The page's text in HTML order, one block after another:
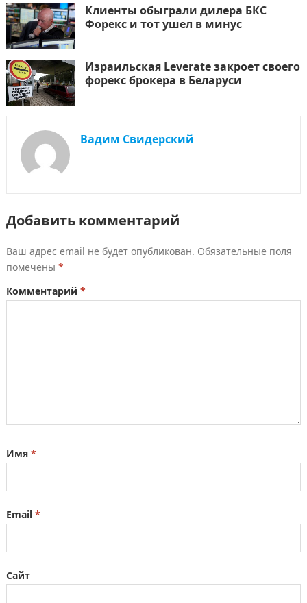
Клиенты обыграли дилера БКС
Форекс и тот ушел в минус
Израильская Leverate закроет своего
форекс брокера в Беларуси
Вадим Свидерский
Добавить комментарий
Ваш адрес email не будет опубликован. Обязательные поля
помечены *
Комментарий *
Имя *
Email *
Сайт